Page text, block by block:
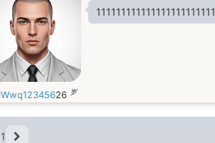
111111111111111111111111
Wwq12345626 岁
1